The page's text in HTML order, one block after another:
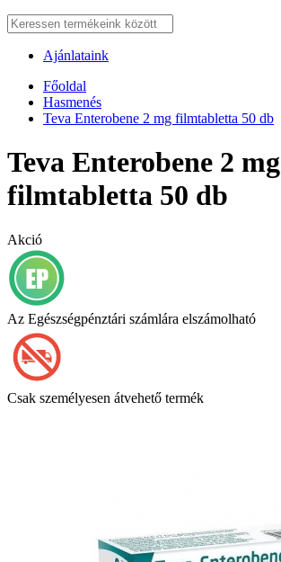
Ajánlataink
Főoldal
Hasmenés
Teva Enterobene 2 mg filmtabletta 50 db
Teva Enterobene 2 mg
filmtabletta 50 db
Akció
Az Egészségpénztári számlára elszámolható
Csak személyesen átvehető termék